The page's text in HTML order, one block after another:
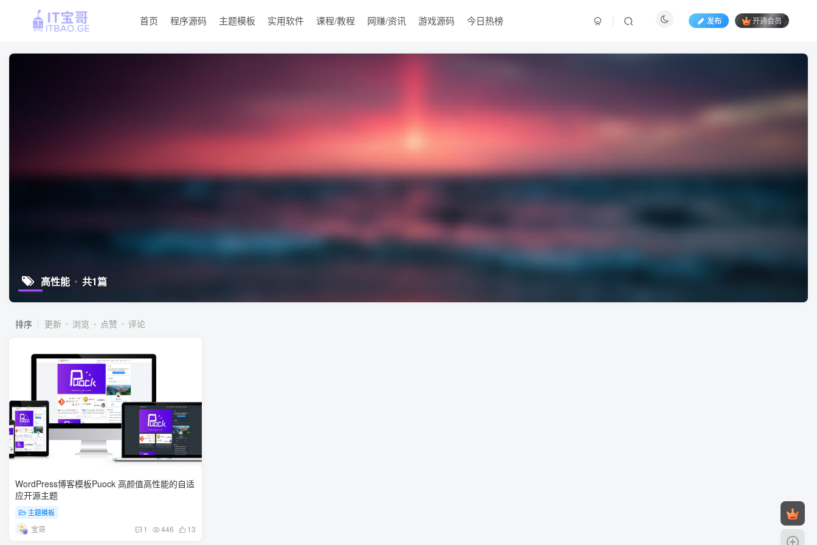
首页 程序源码 主题模板 实用软件 课程/教程 网赚/资讯 游戏源码 今日热榜 发布 开通会员
高性能 共1篇
排序 更新 浏览 点赞 评论
WordPress博客模板Puock 高颜值高性能的自适
应开源主题
主题模板
宝哥 1 446 13